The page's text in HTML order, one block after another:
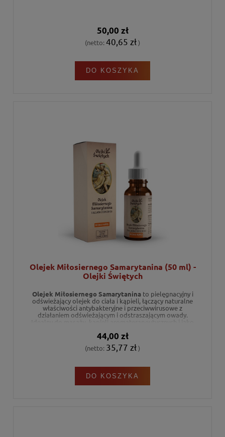
50,00 zł
(netto: 40,65 zł)
DO KOSZYKA
Olejek Miłosiernego Samarytanina (50 ml) -
Olejki Świętych
Olejek Miłosiernego Samarytaninato pielęgnacyjny i
odświeżający olejek do ciała i kąpieli, łączący naturalne
właściwości antybakteryjne i przeciwwirusowe z
działaniem odświeżającym i odstraszającym owady.
Idealny do masażu, kąpieli aromaterapeutycznych i jako
olejki eteryczne, m.in. eukaliptusowy, cytrynowy,
rozmarynowy i cynamonowy.Składniki naturalne
przyjazne dla zdrowia i środowiska.
44,00 zł
(netto: 35,77 zł)
DO KOSZYKA